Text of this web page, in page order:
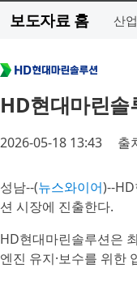
보도자료 홈 산
HD현대마린솔
2026-05-18 13:43 출
성남--(뉴스와이어)--
션 시장에 진출한다.
HD현대마린솔루션은
엔진 유지·보수를 위한